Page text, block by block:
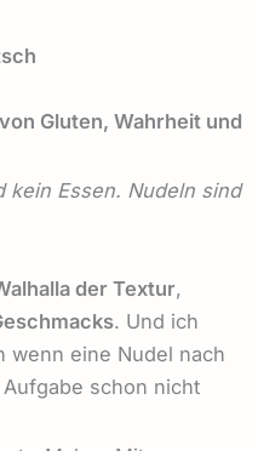
Gluten, Wahrheit und
kein Essen. Nudeln sind
der Textur,
. Und ich
wenn eine Nudel nach
schon nicht